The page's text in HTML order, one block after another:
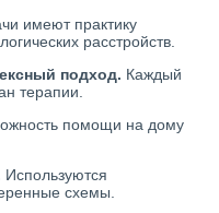
имеют практику
расстройств.
подход. Каждый
терапии.
помощи на дому
Используются
схемы.